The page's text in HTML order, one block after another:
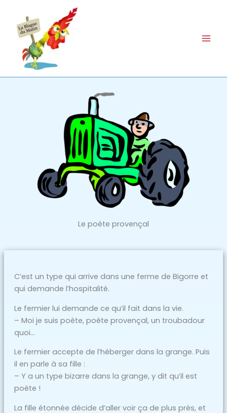
contenu
Le poète provençal
C’est un type qui arrive dans une ferme de Bigorre et
qui demande l’hospitalité.
Le fermier lui demande ce qu’il fait dans la vie.
– Moi je suis poète, poète provençal, un troubadour
quoi…
Le fermier accepte de l’héberger dans la grange. Puis
il en parle à sa fille :
– Y a un type bizarre dans la grange, y dit qu’il est
poète !
La fille étonnée décide d’aller voir ça de plus près, et